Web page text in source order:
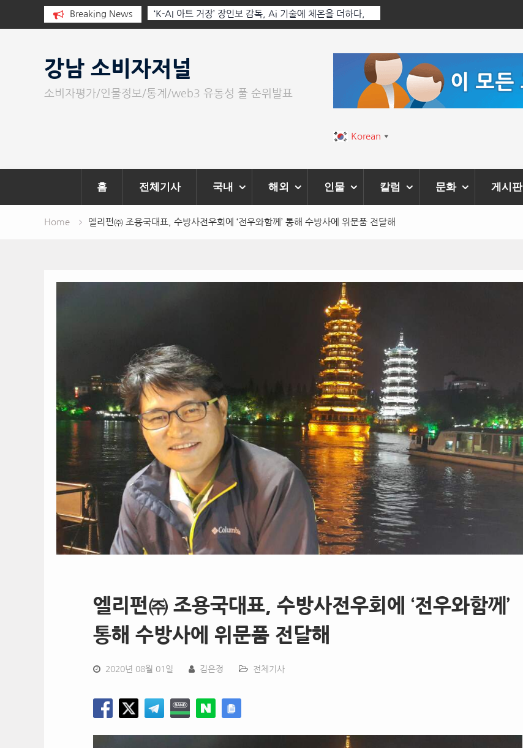
Breaking News
보 감독, Ai 기술에 체온을 더하다,
트 페스티벌’ 성황리에 막 내려
한국·브라질 슈퍼콘서트 올해 열린다
강남 소비자저널
소비자평가/인물정보/통계/web3 유동성 풀 순위발표
Korean ▼
홈 전체기사 국내 해외 인물 칼럼 문화 게시판
Home 엘리펀㈜ 조용국대표, 수방사전우회에 ‘전우와함께’ 통해 수방사에 위문품 전달해
엘리펀㈜ 조용국대표, 수방사전우회에 ‘전우와함께’
통해 수방사에 위문품 전달해
2020년 08월 01일 김은정 전체기사